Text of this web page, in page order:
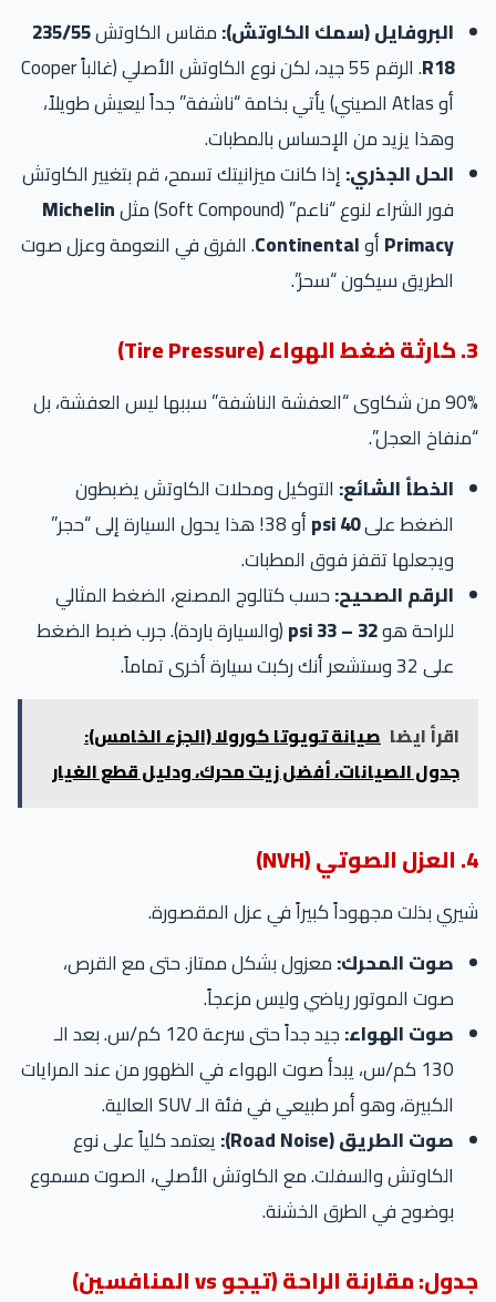
البروفايل (سمك الكاوتش):مقاس الكاوتش235/55
R18
. الرقم 55 جيد، لكن نوع الكاوتش الأصلي (غالباً Cooper
أو Atlas الصيني) يأتي بخامة “ناشفة” جداً ليعيش طويلاً،
وهذا يزيد من الإحساس بالمطبات.
الحل الجذري:إذا كانت ميزانيتك تسمح، قم بتغيير الكاوتش
فور الشراء لنوع “ناعم” (Soft Compound) مثل
Michelin
PrimacyأوContinental. الفرق في النعومة وعزل صوت
الطريق سيكون “سحر”.
3. كارثة ضغط الهواء (Tire Pressure)
90% من شكاوى “العفشة الناشفة” سببها ليس العفشة، بل
“منفاخ العجل”.
الخطأ الشائع: التوكيل ومحلات الكاوتش يضبطون
الضغط على40 psi
أو 38! هذا يحول السيارة إلى “حجر”
ويجعلها تقفز فوق المطبات.
الرقم الصحيح:حسب كتالوج المصنع، الضغط المثالي
للراحة هو32 – 33 psi
(والسيارة باردة). جرب ضبط الضغط
على 32 وستشعر أنك ركبت سيارة أخرى تماماً.
اقرأ ايضا صيانة تويوتا كورولا (الجزء الخامس):
جدول الصيانات، أفضل زيت محرك، ودليل قطع الغيار
4. العزل الصوتي (NVH)
شيري بذلت مجهوداً كبيراً في عزل المقصورة.
صوت المحرك:معزول بشكل ممتاز. حتى مع القرص،
صوت الموتور رياضي وليس مزعجاً.
صوت الهواء:
جيد جداً حتى سرعة 120 كم/س. بعد الـ
130 كم/س، يبدأ صوت الهواء في الظهور من عند المرايات
الكبيرة، وهو أمر طبيعي في فئة الـ SUV العالية.
صوت الطريق (Road Noise):
يعتمد كلياً على نوع
الكاوتش والسفلت. مع الكاوتش الأصلي، الصوت مسموع
بوضوح في الطرق الخشنة.
جدول: مقارنة الراحة (تيجو vs المنافسين)